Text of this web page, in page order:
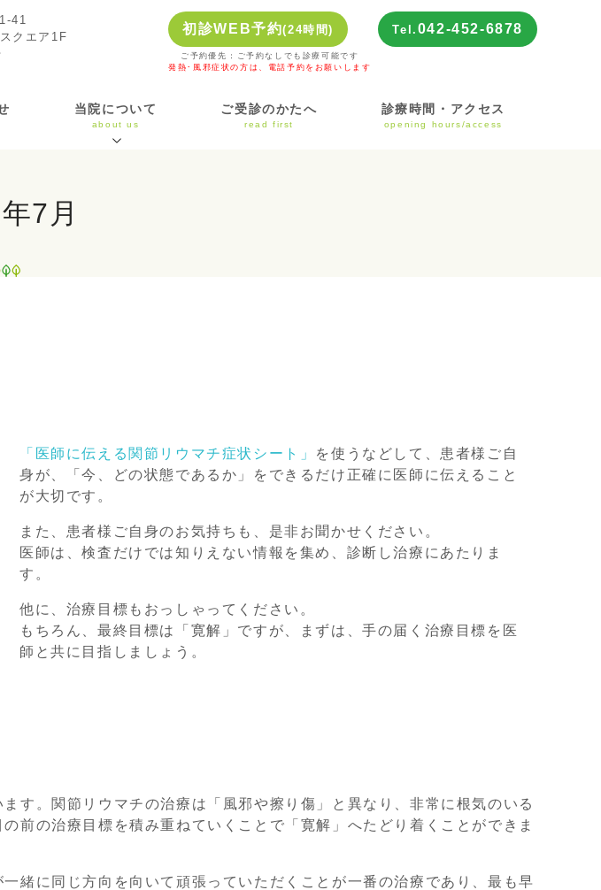
41
クエア1F
初診WEB予約(24時間)
ご予約優先：ご予約なしでも診療可能です
発熱･風邪症状の方は、電話予約をお願いします
Tel. 042-452-6878
当院について
about us
ご受診のかたへ
read first
診療時間・アクセス
opening hours/access
7月
「医師に伝える関節リウマチ症状シート」 を使うなどして、患者様ご自
身が、「今、どの状態であるか」をできるだけ正確に医師に伝えること
が大切です。
また、患者様ご自身のお気持ちも、是非お聞かせください。
医師は、検査だけでは知りえない情報を集め、診断し治療にあたりま
す。
他に、治療目標もおっしゃってください。
もちろん、最終目標は「寛解」ですが、まずは、手の届く治療目標を医
師と共に目指しましょう。
す。関節リウマチの治療は「風邪や擦り傷」と異なり、非常に根気のいる
前の治療目標を積み重ねていくことで「寛解」へたどり着くことができま
緒に同じ方向を向いて頑張っていただくことが一番の治療であり、最も早